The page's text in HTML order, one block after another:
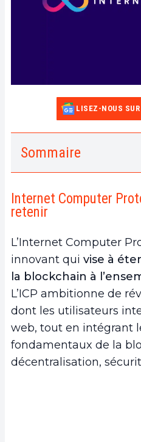
LISEZ-NOUS SUR
Sommaire
1. Internet Computer
2. Les avantages de
b.Sécurité renforcée
c.Interopérabilité
d.Économie de coûts
3. Comment l’ICP
de la blockchain ?
a.L’ICP comme
b. Les cas d’utilisation
c.L’impact de l’ICP sur
Internet Computer
retenir
L’Internet Computer
innovant qui vise à
la blockchain à
L’ICP ambitionne de
dont les utilisateurs
web, tout en intégrant
fondamentaux de la
décentralisation,